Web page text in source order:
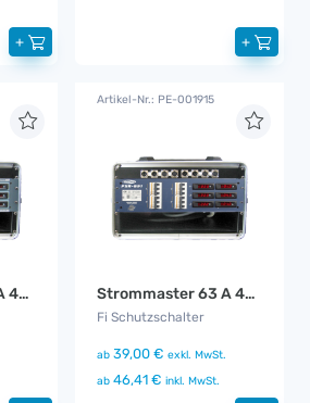
+ +
Strommaster 32 A 400V auf 6x 240V 16A
Artikel-Nr.: PE-001915
Strommaster 63 A 400V auf 4x 400V 32A
Fi Schutzschalter
ab 39,00 € exkl. MwSt.
ab 46,41 € inkl. MwSt.